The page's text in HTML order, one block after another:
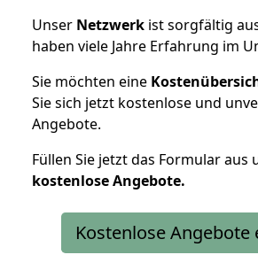
Unser Netzwerk ist sorgfältig
haben viele Jahre Erfahrung im
Sie möchten eine
Sie sich jetzt kostenlose und
Angebote.
Füllen Sie jetzt das Formular aus
kostenloseAngebote.
Kostenlose Angebote